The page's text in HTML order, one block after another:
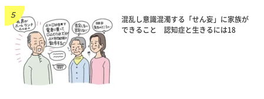
混乱し意識混濁する「せん妄」に家族が
できること 認知症と生きるには18